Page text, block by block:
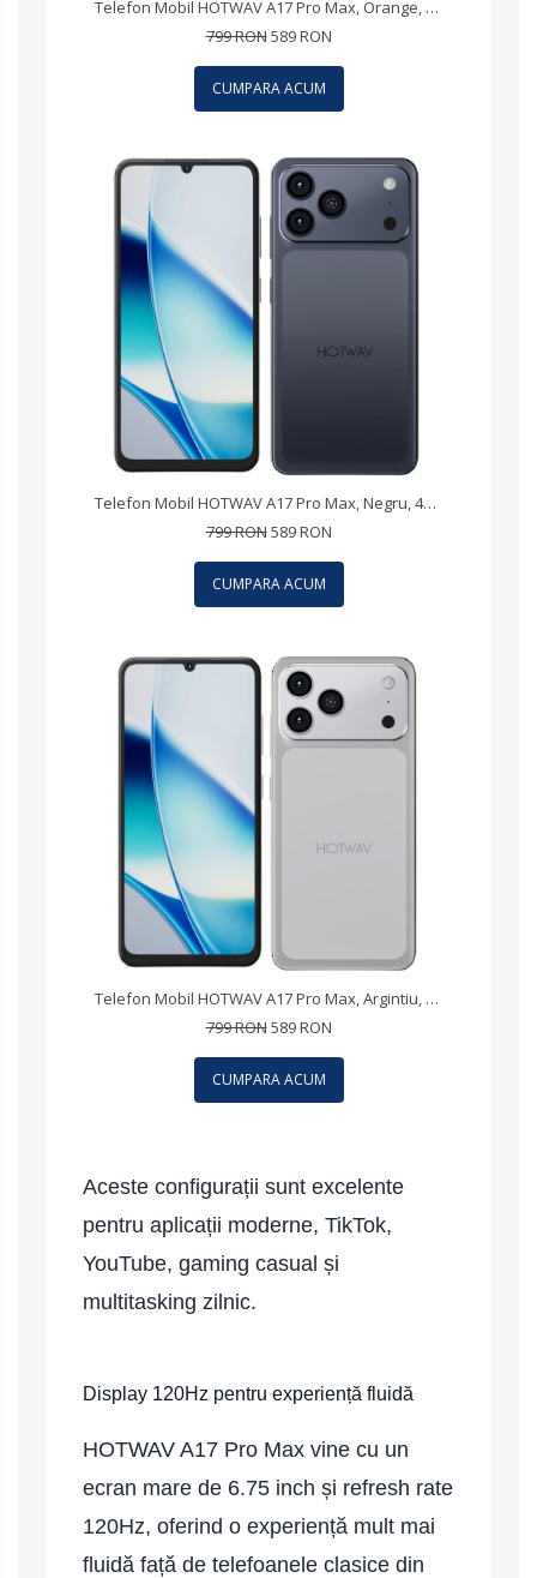
Telefon Mobil HOTWAV A17 Pro Max, Orange, 4G, 6.75" IPS, 12GB RAM (3GB + 9GB Extensibili), 128GB ROM, Camera 13MP, Android 15, Procesor ASR8662 Octa-Core, Wi-Fi 6, Bluetooth 5.4, Dual SIM
799 RON589 RON
CUMPARA ACUM
Telefon Mobil HOTWAV A17 Pro Max, Negru, 4G, 6.75" IPS, 12GB RAM (3GB + 9GB Extensibili), 128GB ROM, Camera 13MP, Android 15, Procesor ASR8662 Octa-Core, Wi-Fi 6, Bluetooth 5.4, Dual SIM
799 RON589 RON
CUMPARA ACUM
Telefon Mobil HOTWAV A17 Pro Max, Argintiu, 4G, 6.75" IPS, 12GB RAM (3GB + 9GB Extensibili), 128GB ROM, Camera 13MP, Android 15, Procesor ASR8662 Octa-Core, Wi-Fi 6, Bluetooth 5.4, Dual SIM
799 RON589 RON
CUMPARA ACUM
Aceste configurații sunt excelente
pentru aplicații moderne, TikTok,
YouTube, gaming casual și
multitasking zilnic.
Display 120Hz pentru experiență fluidă
HOTWAV A17 Pro Max vine cu un
ecran mare de 6.75 inch și refresh rate
120Hz, oferind o experiență mult mai
fluidă față de telefoanele clasice din